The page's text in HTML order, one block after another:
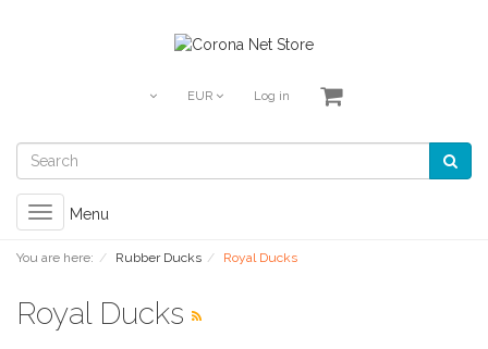
EUR Log in
Toggle
navigation
Menu
You are here: Rubber Ducks Royal Ducks
Royal Ducks